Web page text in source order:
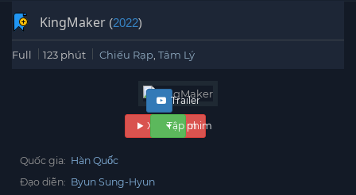
KingMaker (2022)
Full 123 phút Chiếu Rạp Tâm Lý
Xem phim
Trailer
Tập phim
Quốc gia: Hàn Quốc
Đạo diễn: Byun Sung-Hyun